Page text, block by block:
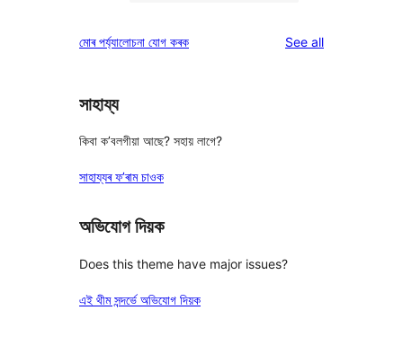
reviews
star
মোৰ পৰ্য্যালোচনা যোগ কৰক See allreviews
সাহায্য
কিবা ক’বলগীয়া আছে? সহায় লাগে?
সাহায্যৰ ফ’ৰাম চাওক
অভিযোগ দিয়ক
Does this theme have major issues?
এই থীম সন্দৰ্ভে অভিযোগ দিয়ক